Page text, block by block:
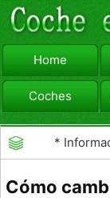
Home
Coches
viajar
*
Cómo